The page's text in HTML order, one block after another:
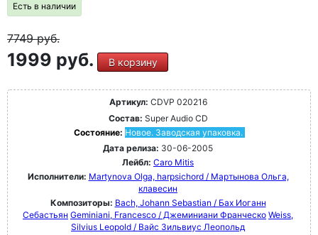
Есть в наличии
7749руб.
1999 руб. В корзину
Артикул: CDVP 020216
Состав: Super Audio CD
Состояние: Новое. Заводская упаковка.
Дата релиза: 30-06-2005
Лейбл: Caro Mitis
Исполнители: Martynova Olga, harpsichord / Мартынова Ольга,
клавесин
Композиторы: Bach, Johann Sebastian / Бах Иоганн
Себастьян Geminiani, Francesco / Джеминиани Франческо Weiss,
Silvius Leopold / Вайс Зильвиус Леопольд